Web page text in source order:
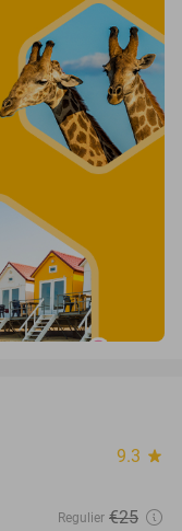
9.3 star
Regulier €25